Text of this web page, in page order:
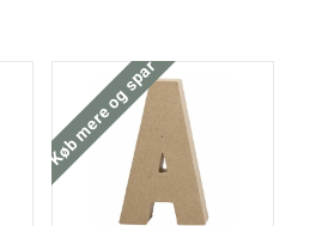
Køb mere og spar